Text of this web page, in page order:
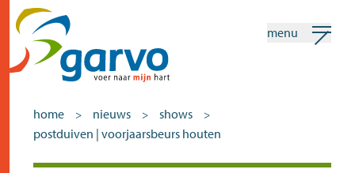
menu
home > nieuws > shows >
postduiven | voorjaarsbeurs houten